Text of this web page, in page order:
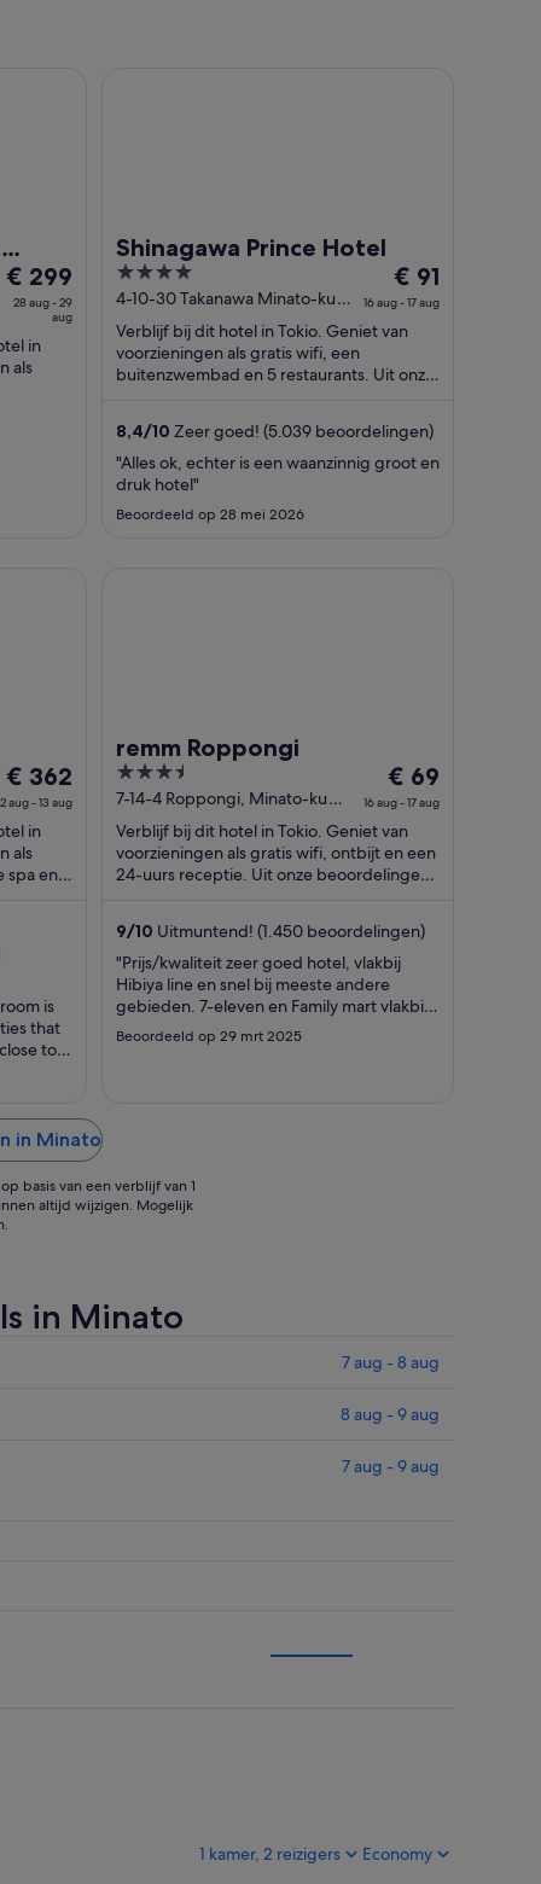
&
De
prijs
€ 299
per
€ 299
28 aug - 29
aug
in
als
Shinagawa Prince Hotel
4
out
of
5
4-10-30 Takanawa Minato-ku
Tokyo Tokyo-to
De
prijs
is
per
van
aug
€ 91
16 aug - 17 aug
Verblijf bij dit hotel in Tokio. Geniet van
voorzieningen als gratis wifi, een
buitenzwembad en 5 restaurants. Uit onze
8,4/10 Zeer goed! (5.039 beoordelingen)
"Alles ok, echter is een waanzinnig groot en
druk hotel"
Beoordeeld op 28 mei 2026
De
prijs
is
€ 362
per
tot
13
aug
€ 362
aug - 13 aug
in
als
en 7
is
that
to
remm Roppongi
3.5
out
of
5
7-14-4 Roppongi, Minato-ku
Tokyo
De
prijs
is
€ 69
per
van
16
aug
tot
€ 69
16 aug - 17 aug
Verblijf bij dit hotel in Tokio. Geniet van
voorzieningen als gratis wifi, ontbijt en een
24-uurs receptie. Uit onze beoordelingen
9/10 Uitmuntend! (1.450 beoordelingen)
"Prijs/kwaliteit zeer goed hotel, vlakbij
Hibiya line en snel bij meeste andere
gebieden. 7-eleven en Family mart vlakbij.
Kamer is compact, maar net groot genoeg
voor 2 valiezen half open te doen en 2
Beoordeeld op 29 mrt 2025
in Minato
basis van een verblijf van 1
altijd wijzigen. Mogelijk
in Minato
7 aug - 8 aug
8 aug - 9 aug
7 aug - 9 aug
1 kamer, 2 reizigers Economy